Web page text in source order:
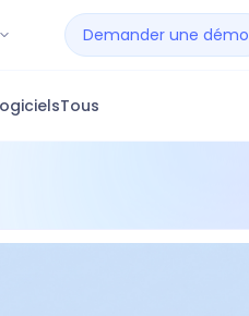
Demander une démo
Tous